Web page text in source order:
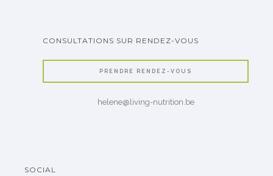
CONSULTATIONS SUR RENDEZ-VOUS
PRENDRE RENDEZ-VOUS
helene@living-nutrition.be
SOCIAL